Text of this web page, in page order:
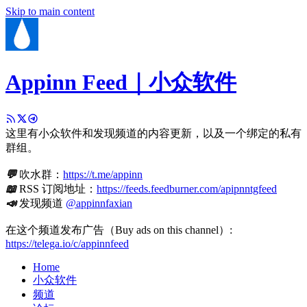
Skip to main content
Appinn Feed｜小众软件
这里有小众软件和发现频道的内容更新，以及一个绑定的私有
群组。
💬吹水群： https://t.me/appinn
📖RSS 订阅地址： https://feeds.feedburner.com/apipnntgfeed
📣发现频道 @appinnfaxian
在这个频道发布广告（Buy ads on this channel）:
https://telega.io/c/appinnfeed
Home
小众软件
频道